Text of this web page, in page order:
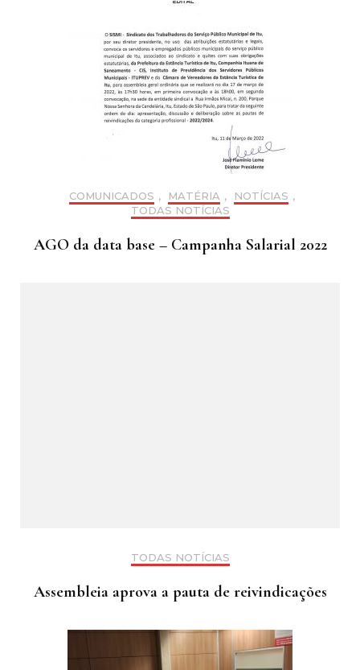
COMUNICADOS , MATÉRIA , NOTÍCIAS ,
TODAS NOTÍCIAS
AGO da data base – Campanha Salarial 2022
TODAS NOTÍCIAS
Assembleia aprova a pauta de reivindicações